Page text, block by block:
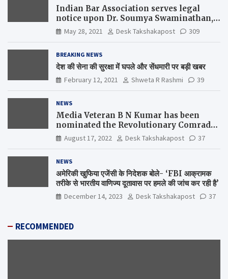
Indian Bar Association serves legal
notice upon Dr. Soumya Swaminathan,
the Chief Scientist, WHO
May 28, 2021 Desk Takshakapost 309
BREAKING NEWS
देश की सेना की सुरक्षा में घपले और सेंधमारी पर बड़ी खबर
February 12, 2021 Shweta R Rashmi 39
NEWS
Media Veteran B N Kumar has been
nominated the Revolutionary Comrade
Shiv Varma Media Award 2022-23
August 17, 2022 Desk Takshakapost 37
NEWS
अमेरिकी खुफिया एजेंसी के निदेशक बोले- ‘FBI आक्रामक
तरीके से भारतीय वाणिज्य दूतावास पर हमले की जांच कर रही है’
December 14, 2023 Desk Takshakapost 37
RECOMMENDED